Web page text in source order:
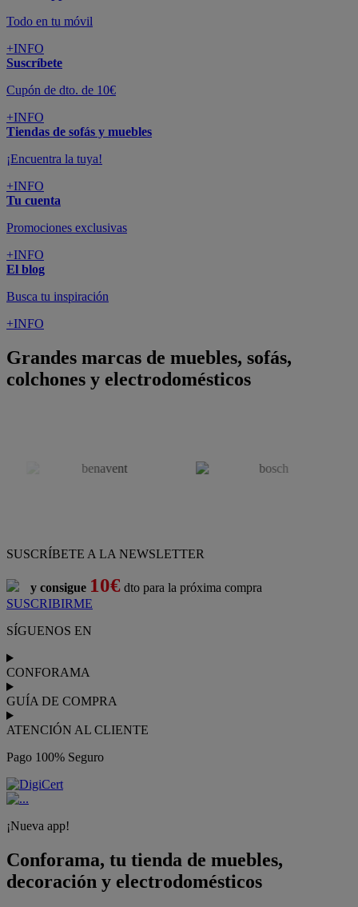
Todo en tu móvil
+INFO
Suscríbete
Cupón de dto. de 10€
+INFO
Tiendas de sofás y muebles
¡Encuentra la tuya!
+INFO
Tu cuenta
Promociones exclusivas
+INFO
El blog
Busca tu inspiración
+INFO
Grandes marcas de muebles, sofás,
colchones y electrodomésticos
SUSCRÍBETE A LA NEWSLETTER
y consigue 10€ dto para la próxima compra
SUSCRIBIRME
SÍGUENOS EN
CONFORAMA
GUÍA DE COMPRA
ATENCIÓN AL CLIENTE
Pago 100% Seguro
¡Nueva app!
Conforama, tu tienda de muebles,
decoración y electrodomésticos